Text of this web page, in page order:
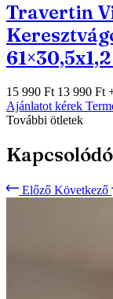
Travertin
15 990 Ft 13 990 Ft
Ajánlatot kérek
További ötletek
Előző Következő